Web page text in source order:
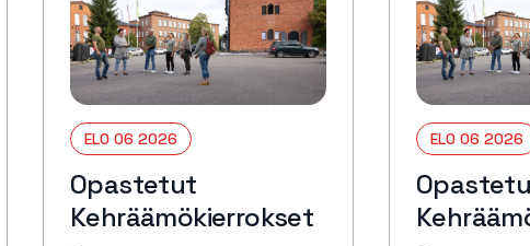
ELO 06 2026
Opastetut
Kehräämökierrokset
ELO 06 2026